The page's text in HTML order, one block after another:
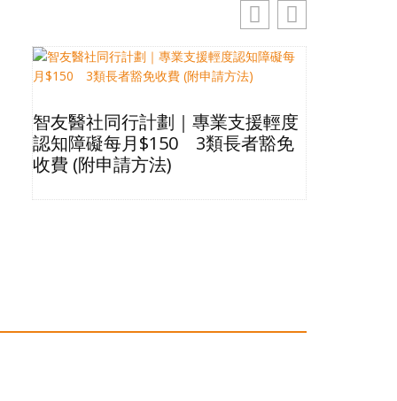
智友醫社同行計劃｜專業支援輕度
認知障礙每月$150 3類長者豁免
收費 (附申請方法)